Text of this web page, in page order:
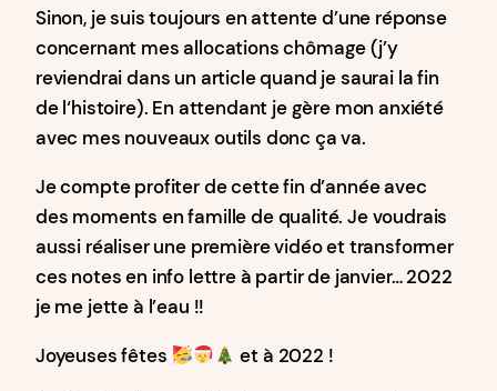
Sinon, je suis toujours en attente d’une réponse
concernant mes allocations chômage (j’y
reviendrai dans un article quand je saurai la fin
de l‘histoire). En attendant je gère mon anxiété
avec mes nouveaux outils donc ça va.
Je compte profiter de cette fin d’année avec
des moments en famille de qualité. Je voudrais
aussi réaliser une première vidéo et transformer
ces notes en info lettre à partir de janvier… 2022
je me jette à l’eau !!
Joyeuses fêtes
et à 2022 !